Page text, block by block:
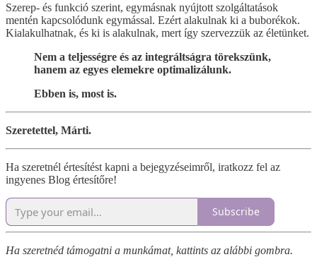
Szerep- és funkció szerint, egymásnak nyújtott szolgáltatások
mentén kapcsolódunk egymással. Ezért alakulnak ki a buborékok.
Kialakulhatnak, és ki is alakulnak, mert így szervezzük az életünket.
Nem a teljességre és az integráltságra törekszünk,
hanem az egyes elemekre optimalizálunk.
Ebben is, most is.
Szeretettel, Márti.
Ha szeretnél értesítést kapni a bejegyzéseimről, iratkozz fel az
ingyenes Blog értesítőre!
Subscribe
Ha szeretnéd támogatni a munkámat, kattints az alábbi gombra.